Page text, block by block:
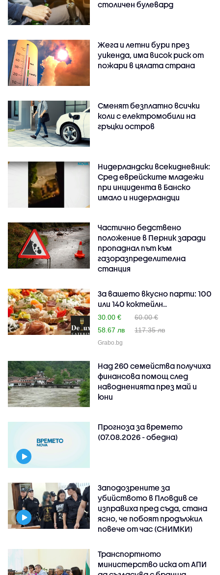
столичен булевард
Жега и летни бури през
уикенда, има висок риск от
пожари в цялата страна
Сменят безплатно всички
коли с електромобили на
гръцки остров
Нидерландски всекидневник:
Сред еврейските младежи
при инцидента в Банско
имало и нидерландци
Частично бедствено
положение в Перник заради
пропаднал път към
газоразпределителна
станция
За вашето вкусно парти: 100
или 140 коктейлн..
30.00 €
60.00 €
58.67 лв
117.35 лв
Grabo.bg
Над 260 семейства получиха
финансова помощ след
наводненията през май и
юни
Прогноза за времето
(07.08.2026 - обедна)
Заподозрените за
убийството в Пловдив се
изправиха пред съда, стана
ясно, че побоят продължил
повече от час (СНИМКИ)
Транспортното
министерство иска от АПИ